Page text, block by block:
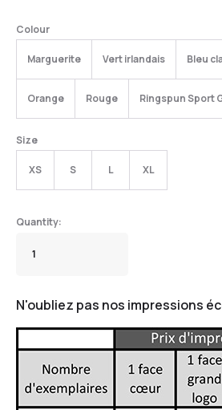
Colour
Marguerite Vert irlandais Bleu
Orange Rouge Ringspun Sport
Size
XS S L XL
N'oubliez pas nos impressions